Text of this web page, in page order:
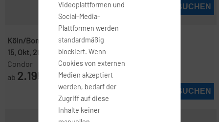
JETZT BUCHEN
Köln/Bonn ( QKL )-Melbourne ( MEL )
15. Okt. 2026
24. Okt. 2026
Condor
ab 2.195
JETZT BUCHEN
Videoplattformen und
Social-Media-
Plattformen werden
standardmäßig
blockiert. Wenn
Cookies von externen
Medien akzeptiert
werden, bedarf der
Zugriff auf diese
Inhalte keiner